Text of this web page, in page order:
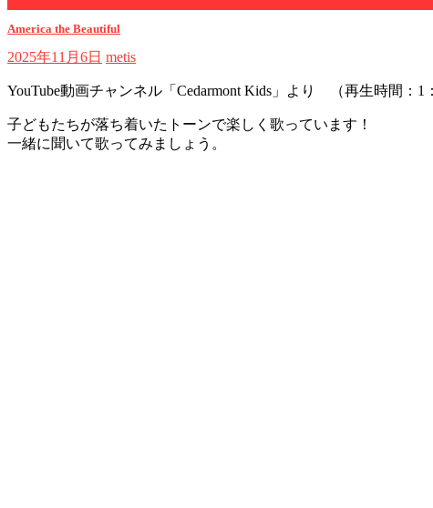
America the Beautiful
2025年11月6日 metis
YouTube動画チャンネル「Cedarmont Kids」より （再生時間：1
子どもたちが落ち着いたトーンで楽しく歌っています！
一緒に聞いて歌ってみましょう。